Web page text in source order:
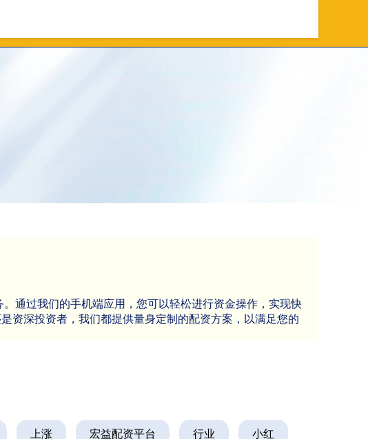
通过我们的手机端应用，您可以轻松进行资金操作，实现快
资深投资者，我们都提供量身定制的配资方案，以满足您的
上涨 宏益配资平台 行业 小红